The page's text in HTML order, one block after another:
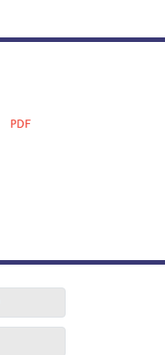
PDF